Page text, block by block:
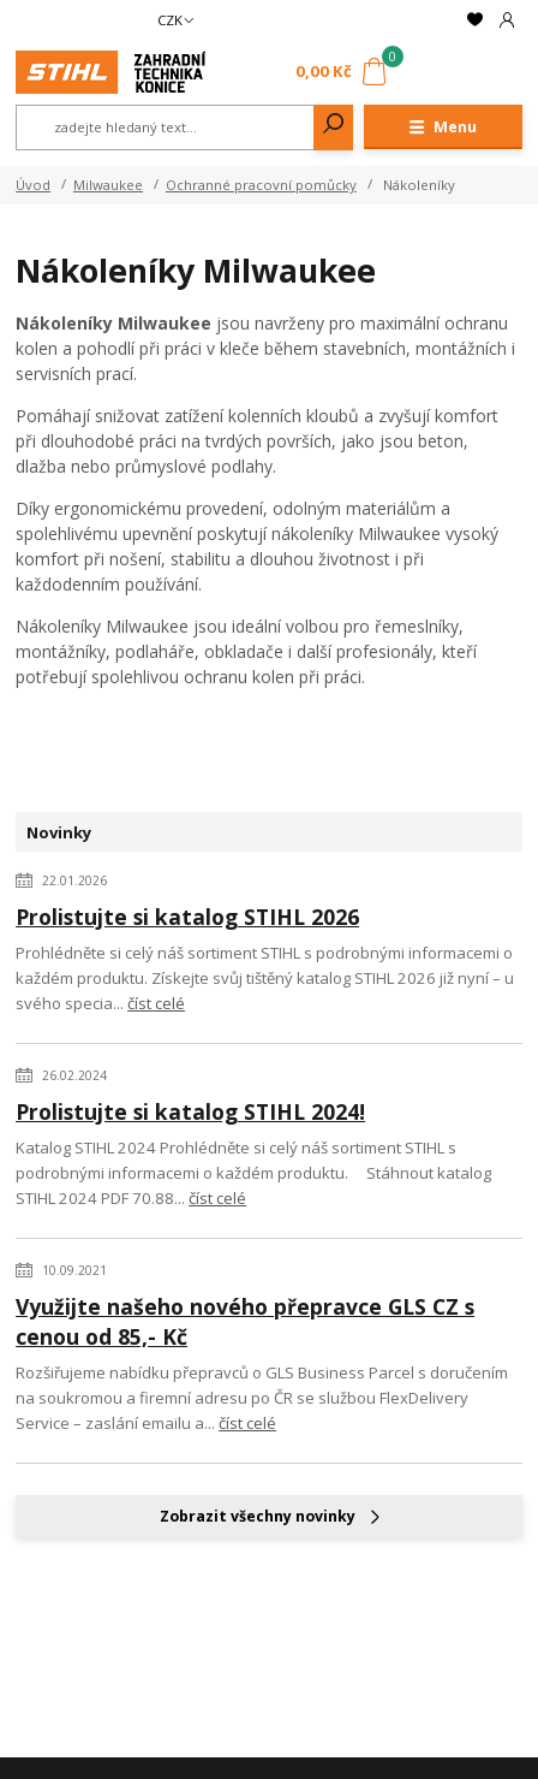
Menu
CZK
0
0,00 Kč
Úvod Milwaukee Ochranné pracovní pomůcky Nákoleníky
Nákoleníky Milwaukee
Nákoleníky Milwaukee jsou navrženy pro maximální ochranu
kolen a pohodlí při práci v kleče během stavebních, montážních i
servisních prací.
Pomáhají snižovat zatížení kolenních kloubů a zvyšují komfort
při dlouhodobé práci na tvrdých površích, jako jsou beton,
dlažba nebo průmyslové podlahy.
Díky ergonomickému provedení, odolným materiálům a
spolehlivému upevnění poskytují nákoleníky Milwaukee vysoký
komfort při nošení, stabilitu a dlouhou životnost i při
každodenním používání.
Nákoleníky Milwaukee jsou ideální volbou pro řemeslníky,
montážníky, podlaháře, obkladače i další profesionály, kteří
potřebují spolehlivou ochranu kolen při práci.
Novinky
22.01.2026
Prolistujte si katalog STIHL 2026
Prohlédněte si celý náš sortiment STIHL s podrobnými informacemi o
každém produktu. Získejte svůj tištěný katalog STIHL 2026 již nyní – u
svého specia...číst celé
26.02.2024
Prolistujte si katalog STIHL 2024!
Katalog STIHL 2024 Prohlédněte si celý náš sortiment STIHL s
podrobnými informacemi o každém produktu. Stáhnout katalog
STIHL 2024 PDF 70.88...číst celé
10.09.2021
Využijte našeho nového přepravce GLS CZ s
cenou od 85,- Kč
Rozšiřujeme nabídku přepravců o GLS Business Parcel s doručením
na soukromou a firemní adresu po ČR se službou FlexDelivery
Service – zaslání emailu a...číst celé
Zobrazit všechny novinky